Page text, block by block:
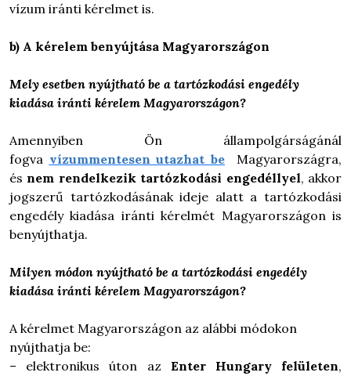
vízum iránti kérelmet is.
b) A kérelem benyújtása Magyarországon
Mely esetben nyújtható be a tartózkodási engedély
kiadása iránti kérelem Magyarországon?
Amennyiben Ön állampolgárságánál
fogva vízummentesen utazhat be
Magyarországra,
ésnem rendelkezik tartózkodási engedéllyel, akkor
jogszerű tartózkodásának ideje alatt a tartózkodási
engedély kiadása iránti kérelmét Magyarországon is
benyújthatja.
Milyen módon nyújtható be a tartózkodási engedély
kiadása iránti kérelem Magyarországon?
A kérelmet Magyarországon az alábbi módokon
nyújthatja be:
– elektronikus úton az Enter Hungary felületen,